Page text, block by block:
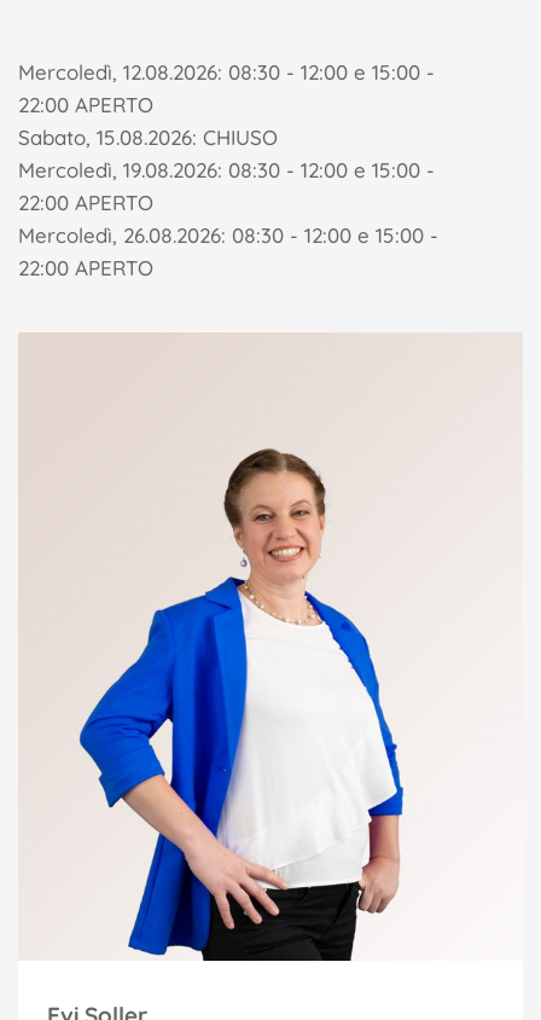
Mercoledì, 12.08.2026: 08:30 - 12:00 e 15:00 -
22:00 APERTO
Sabato, 15.08.2026: CHIUSO
Mercoledì, 19.08.2026: 08:30 - 12:00 e 15:00 -
22:00 APERTO
Mercoledì, 26.08.2026: 08:30 - 12:00 e 15:00 -
22:00 APERTO